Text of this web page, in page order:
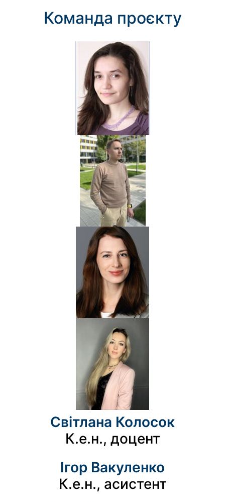
Команда проєкту
Світлана Колосок
К.е.н., доцент
Ігор Вакуленко
К.е.н., асистент